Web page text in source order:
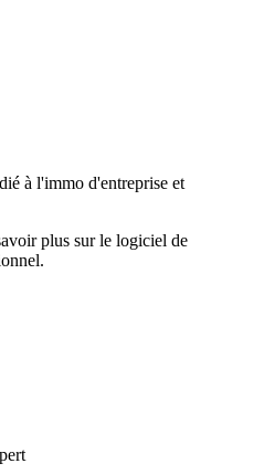
à l'immo d'entreprise et
plus sur le logiciel de